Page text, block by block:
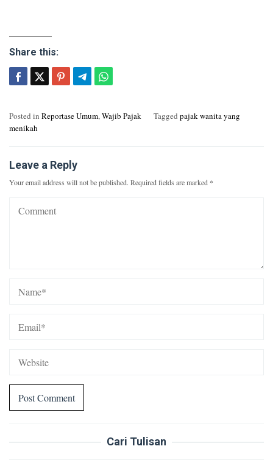
Share this:
Posted in Reportase Umum,Wajib Pajak Tagged pajak wanita yang
menikah
Leave a Reply
Your email address will not be published. Required fields are marked *
Cari Tulisan